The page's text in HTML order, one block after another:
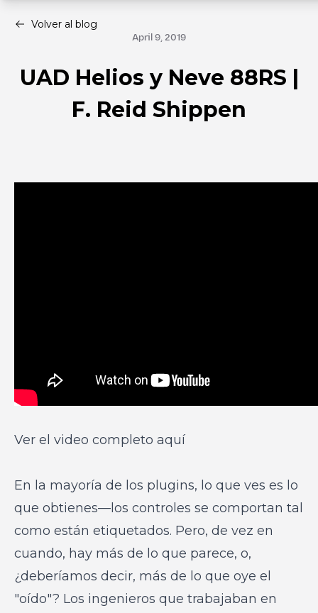
Volver al blog
April 9, 2019
UAD Helios y Neve 88RS |
F. Reid Shippen
Ver el video completo aquí
En la mayoría de los plugins, lo que ves es lo
que obtienes—los controles se comportan tal
como están etiquetados. Pero, de vez en
cuando, hay más de lo que parece, o,
¿deberíamos decir, más de lo que oye el
"oído"? Los ingenieros que trabajaban en